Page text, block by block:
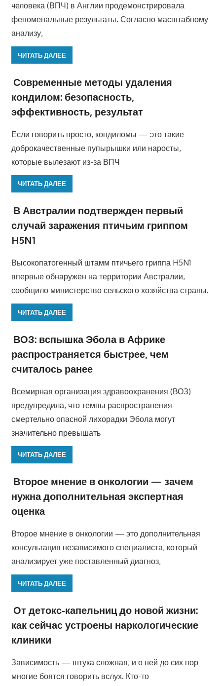
человека (ВПЧ) в Англии продемонстрировала
феноменальные результаты. Согласно масштабному
анализу,
ЧИТАТЬ ДАЛЕЕ
Современные методы удаления
кондилом: безопасность,
эффективность, результат
Если говорить просто, кондиломы — это такие
доброкачественные пупырышки или наросты,
которые вылезают из-за ВПЧ
ЧИТАТЬ ДАЛЕЕ
В Австралии подтвержден первый
случай заражения птичьим гриппом
H5N1
Высокопатогенный штамм птичьего гриппа H5N1
впервые обнаружен на территории Австралии,
сообщило министерство сельского хозяйства страны.
ЧИТАТЬ ДАЛЕЕ
ВОЗ: вспышка Эбола в Африке
распространяется быстрее, чем
считалось ранее
Всемирная организация здравоохранения (ВОЗ)
предупредила, что темпы распространения
смертельно опасной лихорадки Эбола могут
значительно превышать
ЧИТАТЬ ДАЛЕЕ
Второе мнение в онкологии — зачем
нужна дополнительная экспертная
оценка
Второе мнение в онкологии — это дополнительная
консультация независимого специалиста, который
анализирует уже поставленный диагноз,
ЧИТАТЬ ДАЛЕЕ
От детокс-капельниц до новой жизни:
как сейчас устроены наркологические
клиники
Зависимость — штука сложная, и о ней до сих пор
многие боятся говорить вслух. Кто-то